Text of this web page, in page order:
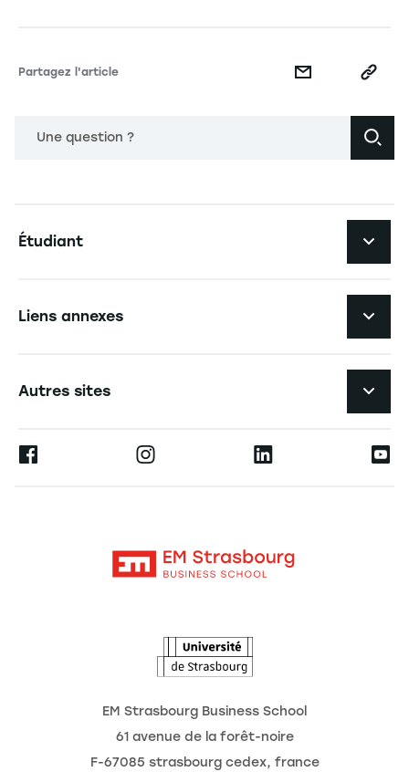
Partagez l'article
Une question ?
Étudiant
La recherche
Liens annexes
Autres sites
Ernest
EM Strasbourg Business School
61 avenue de la forêt-noire
F-67085 strasbourg cedex, france